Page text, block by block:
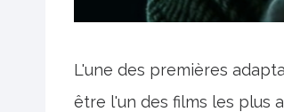
L'une des premières
être l'un des films les plus